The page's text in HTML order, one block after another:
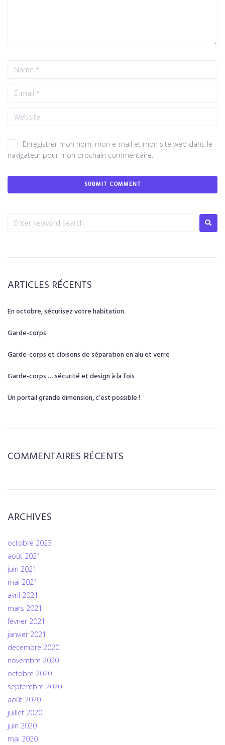
Enregistrer mon nom, mon e-mail et mon site web dans le
navigateur pour mon prochain commentaire.
ARTICLES RÉCENTS
En octobre, sécurisez votre habitation.
Garde-corps
Garde-corps et cloisons de séparation en alu et verre
Garde-corps … sécurité et design à la fois
Un portail grande dimension, c’est possible !
COMMENTAIRES RÉCENTS
ARCHIVES
octobre 2023
août 2021
juin 2021
mai 2021
avril 2021
mars 2021
février 2021
janvier 2021
décembre 2020
novembre 2020
octobre 2020
septembre 2020
août 2020
juillet 2020
juin 2020
mai 2020